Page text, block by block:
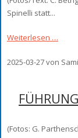
Spinelli statt...
Weiterlesen …
2025-03-27von
(Fotos: G.